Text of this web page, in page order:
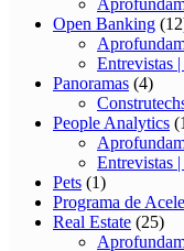
Open Banking
Entrevistas
Panoramas (4)
People Analytics
Entrevistas
Pets (1)
Programa de
Real Estate (25)